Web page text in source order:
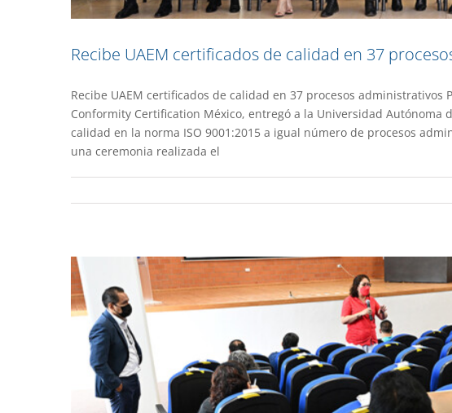
Recibe UAEM certificados de calidad en 37
Recibe UAEM certificados de calidad en 37 procesos administrativos
Conformity Certification México, entregó a la Universidad Autónoma
calidad en la norma ISO 9001:2015 a igual número de procesos
una ceremonia realizada el
Capacitan al personal para presentar